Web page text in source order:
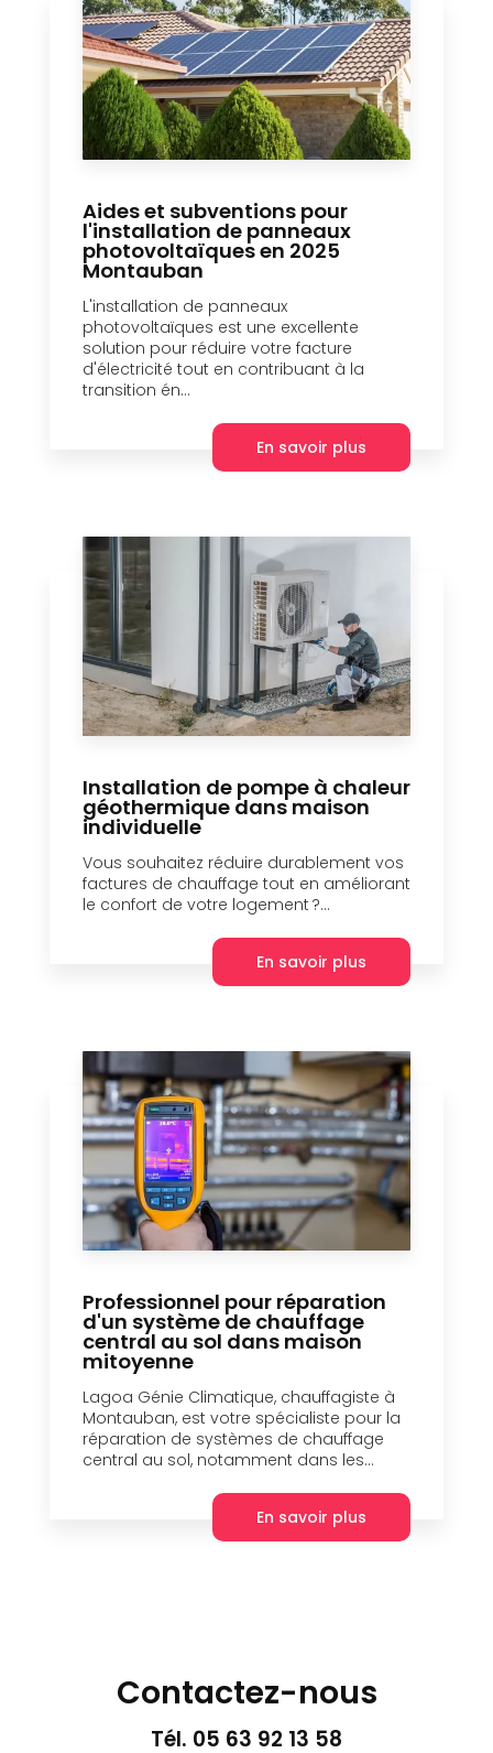
Aides et subventions pour
l'installation de panneaux
photovoltaïques en 2025
Montauban
L'installation de panneaux
photovoltaïques est une excellente
solution pour réduire votre facture
d'électricité tout en contribuant à la
transition én...
En savoir plus
Installation de pompe à chaleur
géothermique dans maison
individuelle
Vous souhaitez réduire durablement vos
factures de chauffage tout en améliorant
le confort de votre logement ?...
En savoir plus
Professionnel pour réparation
d'un système de chauffage
central au sol dans maison
mitoyenne
Lagoa Génie Climatique, chauffagiste à
Montauban, est votre spécialiste pour la
réparation de systèmes de chauffage
central au sol, notamment dans les...
En savoir plus
Contactez-nous
Tél. 05 63 92 13 58